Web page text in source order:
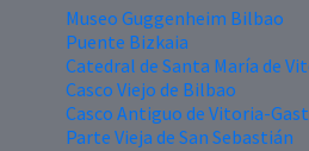
Museo Guggenheim Bilbao
Puente Bizkaia
Catedral de Santa María de
Casco Viejo de Bilbao
Casco Antiguo de Vitoria-
Parte Vieja de San Sebastián